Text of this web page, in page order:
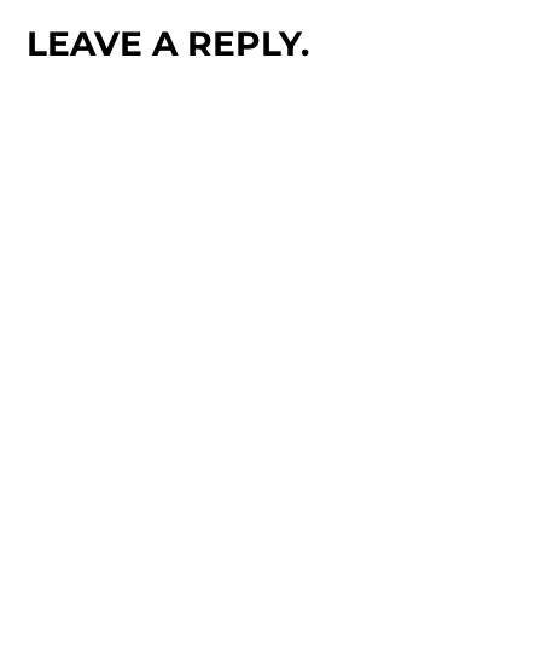
LEAVE A REPLY.